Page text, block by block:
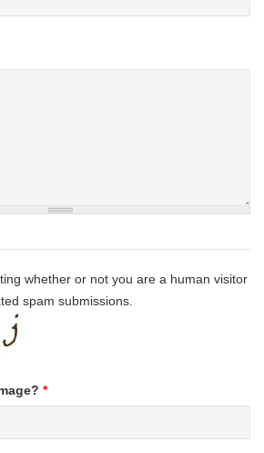
whether or not you are a human visitor
spam submissions.
*